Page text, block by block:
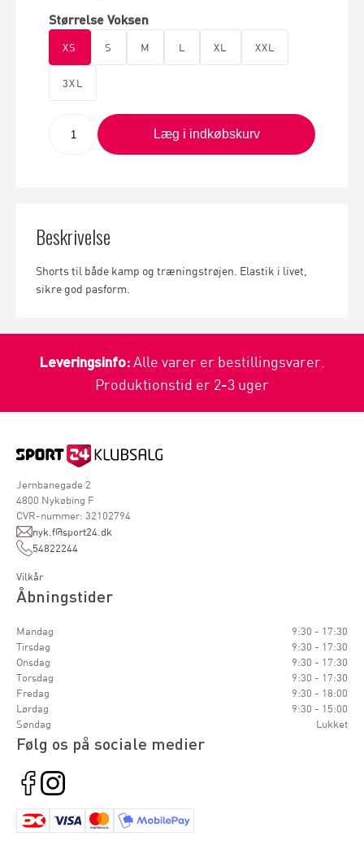
Størrelse Voksen
XS S M L XL XXL
3XL
Læg i indkøbskurv
Beskrivelse
Shorts til både kamp og træningstrøjen. Elastik i livet,
sikre god pasform.
Leveringsinfo:Alle varer er bestillingsvarer.
Produktionstid er 2-3 uger
Jernbanegade 2
4800 Nykøbing F
CVR-nummer: 32102794
nyk.f@sport24.dk
54822244
Vilkår
Åbningstider
Mandag
9:30 - 17:30
Tirsdag
9:30 - 17:30
Onsdag
9:30 - 17:30
Torsdag
9:30 - 17:30
Fredag
9:30 - 18:00
Lørdag
9:30 - 15:00
Søndag
Lukket
Følg os på sociale medier